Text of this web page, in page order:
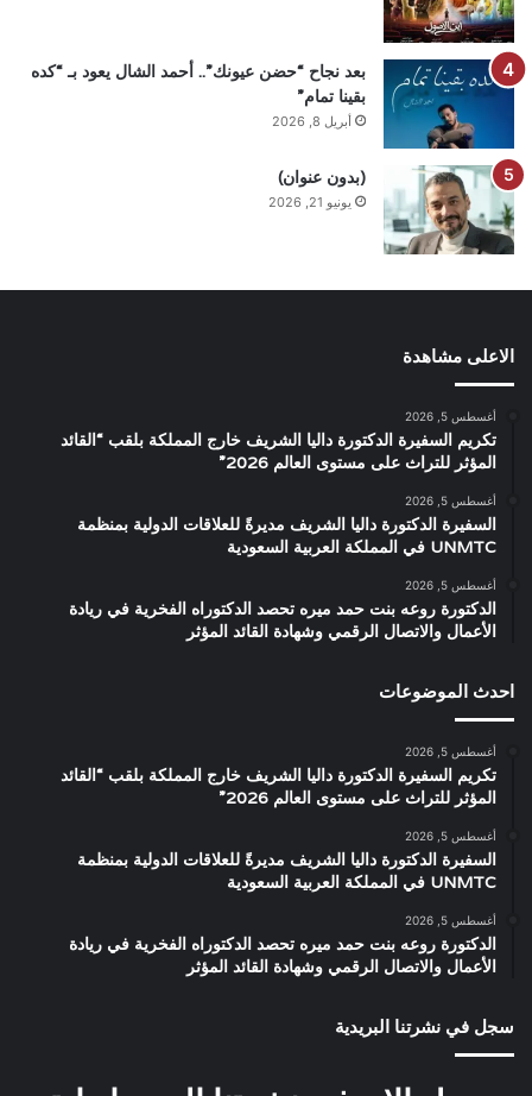
بعد نجاح “حضن عيونك”.. أحمد الشال يعود بـ “كده
بقينا تمام”
أبريل 8, 2026
(بدون عنوان)
يونيو 21, 2026
الاعلى مشاهدة
أغسطس 5, 2026
تكريم السفيرة الدكتورة داليا الشريف خارج المملكة بلقب “القائد
المؤثر للتراث على مستوى العالم 2026”
أغسطس 5, 2026
السفيرة الدكتورة داليا الشريف مديرةً للعلاقات الدولية بمنظمة
UNMTC في المملكة العربية السعودية
أغسطس 5, 2026
الدكتورة روعه بنت حمد ميره تحصد الدكتوراه الفخرية في ريادة
الأعمال والاتصال الرقمي وشهادة القائد المؤثر
احدث الموضوعات
أغسطس 5, 2026
تكريم السفيرة الدكتورة داليا الشريف خارج المملكة بلقب “القائد
المؤثر للتراث على مستوى العالم 2026”
أغسطس 5, 2026
السفيرة الدكتورة داليا الشريف مديرةً للعلاقات الدولية بمنظمة
UNMTC في المملكة العربية السعودية
أغسطس 5, 2026
الدكتورة روعه بنت حمد ميره تحصد الدكتوراه الفخرية في ريادة
الأعمال والاتصال الرقمي وشهادة القائد المؤثر
سجل في نشرتنا البريدية